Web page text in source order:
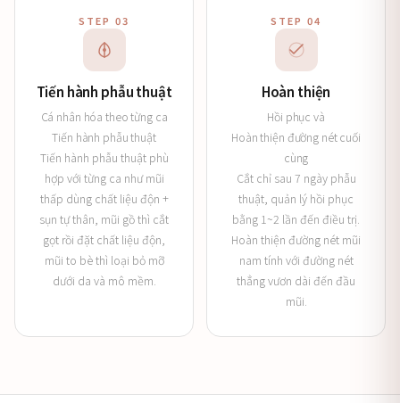
STEP 03
Tiến hành phẫu thuật
Cá nhân hóa theo từng ca
Tiến hành phẫu thuật
Tiến hành phẫu thuật phù
hợp với từng ca như mũi
thấp dùng chất liệu độn +
sụn tự thân, mũi gồ thì cắt
gọt rồi đặt chất liệu độn,
mũi to bè thì loại bỏ mỡ
dưới da và mô mềm.
STEP 04
Hoàn thiện
Hồi phục và
Hoàn thiện đường nét cuối
cùng
Cắt chỉ sau 7 ngày phẫu
thuật, quản lý hồi phục
bằng 1~2 lần đến điều trị.
Hoàn thiện đường nét mũi
nam tính với đường nét
thẳng vươn dài đến đầu
mũi.